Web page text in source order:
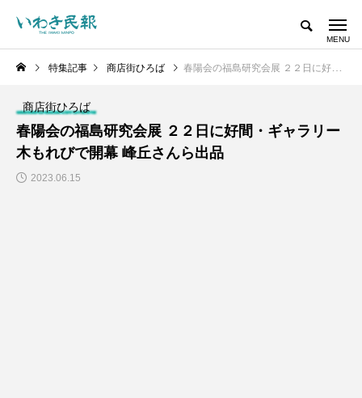
特集記事 商店街ひろば 春陽会の福島研究会展 ２２日に好間・ギャラリー木もれびで開幕 峰丘さんら出品
商店街ひろば
春陽会の福島研究会展 ２２日に好間・ギャラリー
木もれびで開幕 峰丘さんら出品
2023.06.15